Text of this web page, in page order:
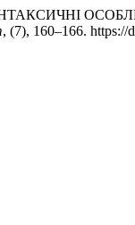
СИНТАКСИЧНІ
, (7), 160–166.